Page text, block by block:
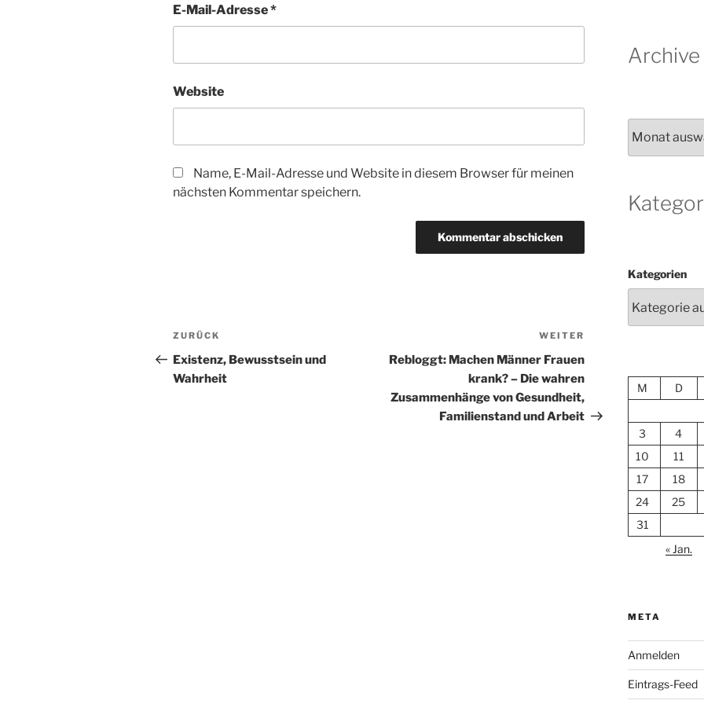
E-Mail-Adresse*
Website
Name, E-Mail-Adresse und Website in diesem Browser für meinen
nächsten Kommentar speichern.
Beitragsnavigation
Vorheriger
Beitrag
ZURÜCK
Existenz, Bewusstsein und
Wahrheit
Beitrag
WEITER
Rebloggt: Machen Männer Frauen
krank? – Die wahren
Zusammenhänge von Gesundheit,
Familienstand und Arbeit
Archive
Kategorien
M D
3
4
10
11
17
18
24
25
31
« Jan.
META
Anmelden
Eintrags-Feed